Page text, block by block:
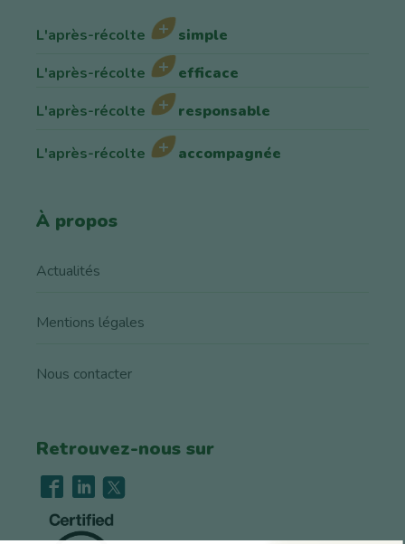
L'après-récolte
simple
L'après-récolte
efficace
L'après-récolte
responsable
L'après-récolte accompagnée
À propos
Actualités
Mentions légales
Nous contacter
Retrouvez-nous sur